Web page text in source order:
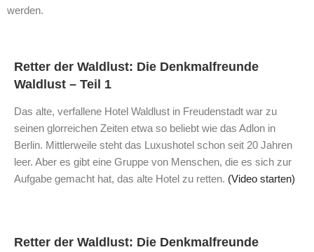
werden.
Retter der Waldlust: Die Denkmalfreunde
Waldlust – Teil 1
Das alte, verfallene Hotel Waldlust in Freudenstadt war zu
seinen glorreichen Zeiten etwa so beliebt wie das Adlon in
Berlin. Mittlerweile steht das Luxushotel schon seit 20 Jahren
leer. Aber es gibt eine Gruppe von Menschen, die es sich zur
Aufgabe gemacht hat, das alte Hotel zu retten. (Video starten)
Retter der Waldlust: Die Denkmalfreunde